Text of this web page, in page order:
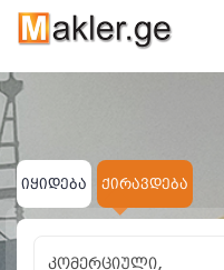
იყიდება ქირავდება
კომერციული,